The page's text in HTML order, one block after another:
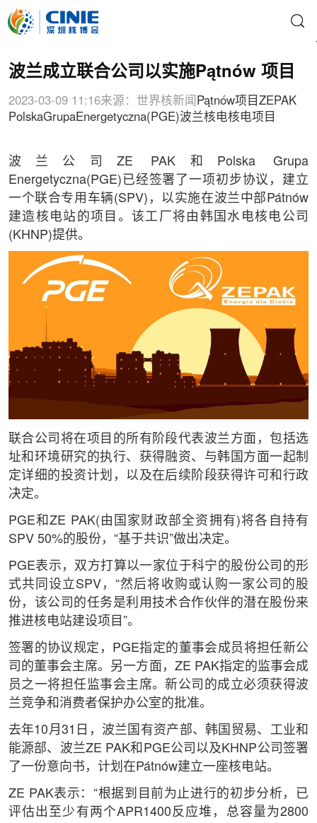
波兰成立联合公司以实施Pątnów 项目
2023-03-09 11:16来源：世界核新闻 Pątnów项目 ZEPAK
PolskaGrupaEnergetyczna(PGE)波兰核电核电项目
波兰公司ZE PAK和Polska Grupa
Energetyczna(PGE)已经签署了一项初步协议，建立
一个联合专用车辆(SPV)，以实施在波兰中部Pátnów
建造核电站的项目。该工厂将由韩国水电核电公司
(KHNP)提供。
联合公司将在项目的所有阶段代表波兰方面，包括选
址和环境研究的执行、获得融资、与韩国方面一起制
定详细的投资计划，以及在后续阶段获得许可和行政
决定。
PGE和ZE PAK(由国家财政部全资拥有)将各自持有
SPV 50%的股份，“基于共识”做出决定。
PGE表示，双方打算以一家位于科宁的股份公司的形
式共同设立SPV，“然后将收购或认购一家公司的股
份，该公司的任务是利用技术合作伙伴的潜在股份来
推进核电站建设项目”。
签署的协议规定，PGE指定的董事会成员将担任新公
司的董事会主席。另一方面，ZE PAK指定的监事会成
员之一将担任监事会主席。新公司的成立必须获得波
兰竞争和消费者保护办公室的批准。
去年10月31日，波兰国有资产部、韩国贸易、工业和
能源部、波兰ZE PAK和PGE公司以及KHNP公司签署
了一份意向书，计划在Pátnów建立一座核电站。
ZE PAK表示：“根据到目前为止进行的初步分析，已
评估出至少有两个APR1400反应堆，总容量为2800